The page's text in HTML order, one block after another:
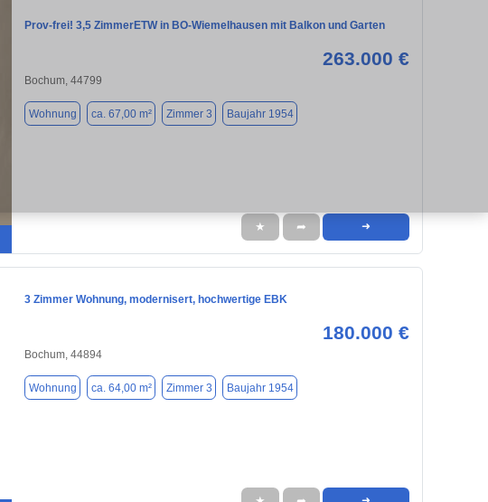
Prov-frei! 3,5 ZimmerETW in BO-Wiemelhausen mit Balkon und Garten
263.000 €
Bochum, 44799
Wohnung ca. 67,00 m² Zimmer 3 Baujahr 1954
★ ➦ ➜
3 Zimmer Wohnung, modernisert, hochwertige EBK
180.000 €
Bochum, 44894
Wohnung ca. 64,00 m² Zimmer 3 Baujahr 1954